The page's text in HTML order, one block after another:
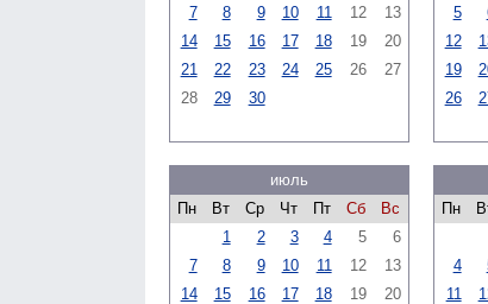
7
8 9 10 11 12
13
14
15 16 17 18 19
20
21
22 23 24 25 26
27
28
29 30
5
12
19
26
июль
Пн
Вт Ср Чт Пт Сб
Вс
1
2 3 4 5
6
7
8 9 10 11 12
13
14
15 16 17 18 19
20
Пн
4
11